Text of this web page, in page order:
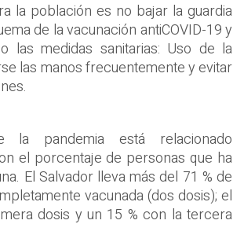
la población es no bajar la guardia
de la vacunación antiCOVID-19 y
las medidas sanitarias: Uso de la
las manos frecuentemente y evitar
pandemia está relacionado
el porcentaje de personas que ha
El Salvador lleva más del 71 % de
vacunada (dos dosis); el
dosis y un 15 % con la tercera